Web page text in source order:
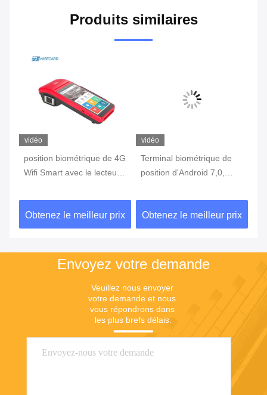
Produits similaires
vidéo
position biométrique de 4G
Wifi Smart avec le lecteur
Touch Screen
Obtenez le meilleur prix
vidéo
Terminal biométrique de
position d'Android 7,0,
position avec l'imprimante
Built In Battery
Obtenez le meilleur prix
Envoyez votre demande
Veuillez nous envoyer
votre demande et nous
vous répondrons dans
les plus brefs délais.